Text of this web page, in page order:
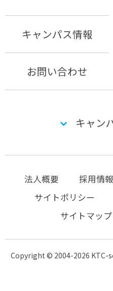
キャンパス情報
お問い合わせ
キャン
法人概要 採用情報
サイトポリシー
サイトマップ
Copyright © 2004-2026 KTC-